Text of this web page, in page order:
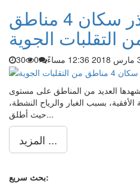
الإنذار المبكر يحذر سكان 4 مناطق
التقلبات الجوية
0
30
العديد من المناطق على مستوى
بسبب الغبار والرياح النشطة،
حيث أطلق...
المزيد ...
بحث سريع: